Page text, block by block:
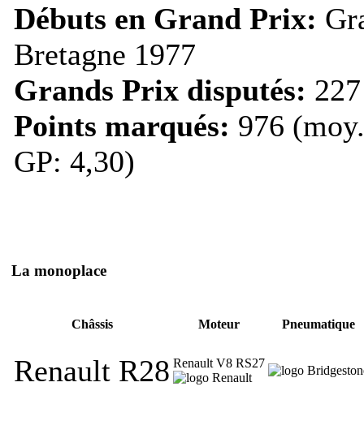
Débuts en Grand Prix:
Bretagne 1977
Grands Prix disputés: 227
Points marqués: 976
GP: 4,30)
La monoplace
Châssis Moteur Pneumatique
Renault R28 Renault V8 RS27